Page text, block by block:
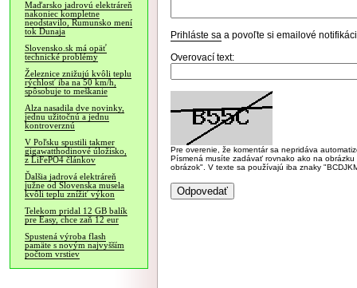
Maďarsko jadrovú elektráreň
nakoniec kompletne
neodstavilo, Rumunsko mení
tok Dunaja
Slovensko.sk má opäť
technické problémy
Železnice znižujú kvôli teplu
rýchlosť iba na 50 km/h,
spôsobuje to meškanie
Alza nasadila dve novinky,
jednu užitočnú a jednu
kontroverznú
V Poľsku spustili takmer
gigawatthodinové úložisko,
z LiFePO4 článkov
Ďalšia jadrová elektráreň
južne od Slovenska musela
kvôli teplu znížiť výkon
Telekom pridal 12 GB balík
pre Easy, chce zaň 12 eur
Spustená výroba flash
pamäte s novým najvyšším
počtom vrstiev
Prihláste sa a povoľte si emailové
Overovací text:
Pre overenie, že komentár sa nepridáva
Písmená musíte zadávať rovnako ako na
obrázok". V texte sa používajú iba znaky